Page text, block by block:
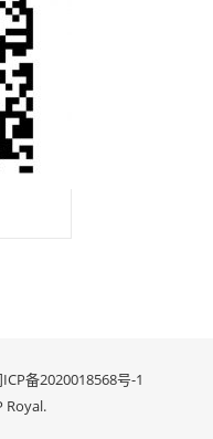
ICP备2020018568号-1
Royal.